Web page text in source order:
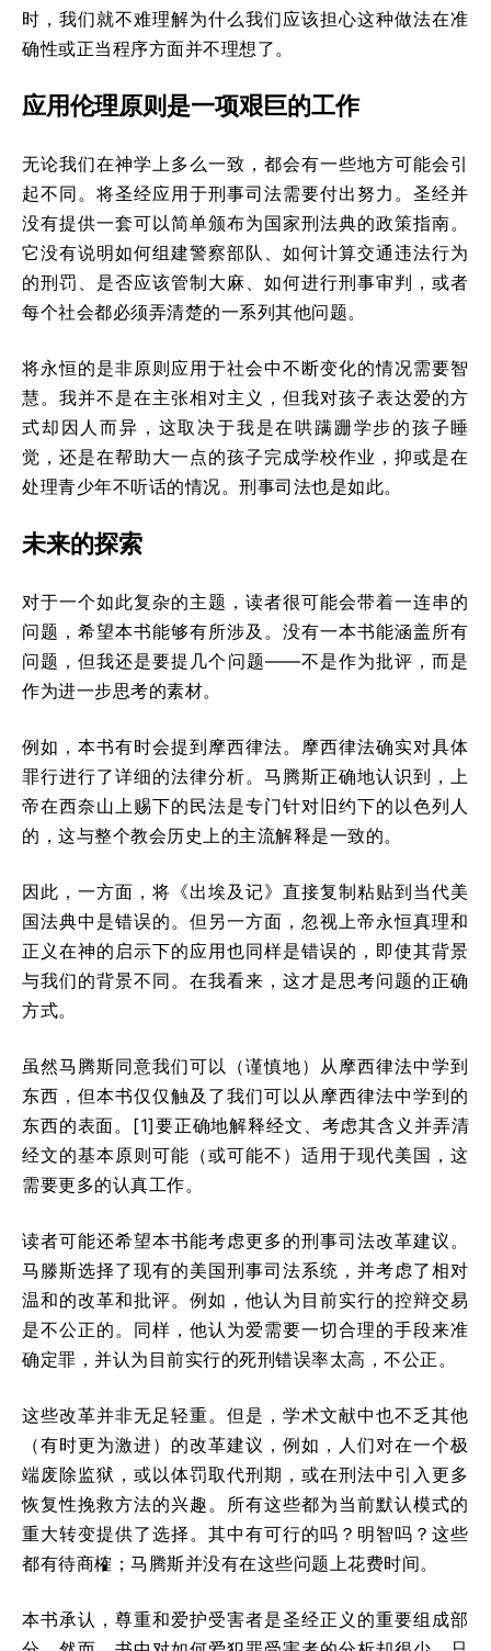
时，我们就不难理解为什么我们应该担心这种做法在准
确性或正当程序方面并不理想了。
应用伦理原则是一项艰巨的工作
无论我们在神学上多么一致，都会有一些地方可能会引
起不同。将圣经应用于刑事司法需要付出努力。圣经并
没有提供一套可以简单颁布为国家刑法典的政策指南。
它没有说明如何组建警察部队、如何计算交通违法行为
的刑罚、是否应该管制大麻、如何进行刑事审判，或者
每个社会都必须弄清楚的一系列其他问题。
将永恒的是非原则应用于社会中不断变化的情况需要智
慧。我并不是在主张相对主义，但我对孩子表达爱的方
式却因人而异，这取决于我是在哄蹒跚学步的孩子睡
觉，还是在帮助大一点的孩子完成学校作业，抑或是在
处理青少年不听话的情况。刑事司法也是如此。
未来的探索
对于一个如此复杂的主题，读者很可能会带着一连串的
问题，希望本书能够有所涉及。没有一本书能涵盖所有
问题，但我还是要提几个问题——不是作为批评，而是
作为进一步思考的素材。
例如，本书有时会提到摩西律法。摩西律法确实对具体
罪行进行了详细的法律分析。马腾斯正确地认识到，上
帝在西奈山上赐下的民法是专门针对旧约下的以色列人
的，这与整个教会历史上的主流解释是一致的。
因此，一方面，将《出埃及记》直接复制粘贴到当代美
国法典中是错误的。但另一方面，忽视上帝永恒真理和
正义在神的启示下的应用也同样是错误的，即使其背景
与我们的背景不同。在我看来，这才是思考问题的正确
方式。
虽然马腾斯同意我们可以（谨慎地）从摩西律法中学到
东西，但本书仅仅触及了我们可以从摩西律法中学到的
东西的表面。[1]要正确地解释经文、考虑其含义并弄清
经文的基本原则可能（或可能不）适用于现代美国，这
需要更多的认真工作。
读者可能还希望本书能考虑更多的刑事司法改革建议。
马滕斯选择了现有的美国刑事司法系统，并考虑了相对
温和的改革和批评。例如，他认为目前实行的控辩交易
是不公正的。同样，他认为爱需要一切合理的手段来准
确定罪，并认为目前实行的死刑错误率太高，不公正。
这些改革并非无足轻重。但是，学术文献中也不乏其他
（有时更为激进）的改革建议，例如，人们对在一个极
端废除监狱，或以体罚取代刑期，或在刑法中引入更多
恢复性挽救方法的兴趣。所有这些都为当前默认模式的
重大转变提供了选择。其中有可行的吗？明智吗？这些
都有待商榷；马腾斯并没有在这些问题上花费时间。
本书承认，尊重和爱护受害者是圣经正义的重要组成部